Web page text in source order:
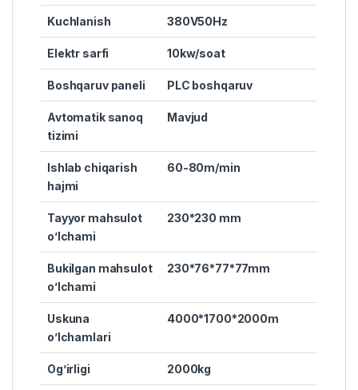
Kuchlanish 380V50Hz
Elektr sarfi 10kw/soat
Boshqaruv paneli PLC boshqaruv
Avtomatik sanoq
tizimi
Mavjud
Ishlab chiqarish
hajmi
60-80m/min
Tayyor mahsulot
o’lchami
230*230 mm
Bukilgan mahsulot
o’lchami
230*76*77*77mm
Uskuna
o’lchamlari
4000*1700*2000m
Og’irligi 2000kg